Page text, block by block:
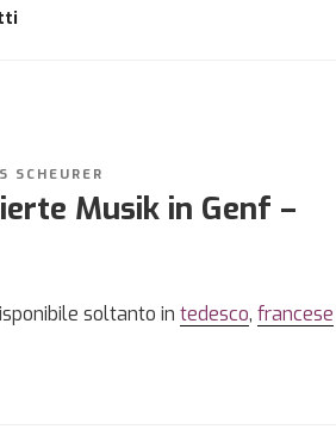
SCHEURER
Musik in Genf –
soltanto in tedesco, francese